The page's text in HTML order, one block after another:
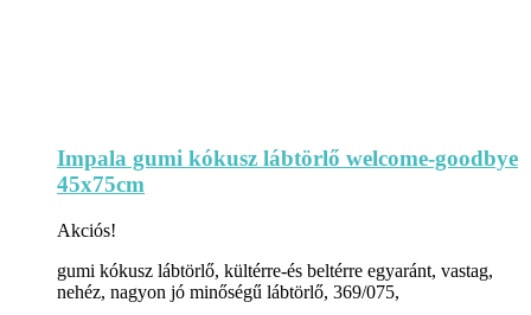
Impala gumi kókusz lábtörlő welcome-goodbye
45x75cm
Akciós!
gumi kókusz lábtörlő, kültérre-és beltérre egyaránt, vastag,
nehéz, nagyon jó minőségű lábtörlő, 369/075,